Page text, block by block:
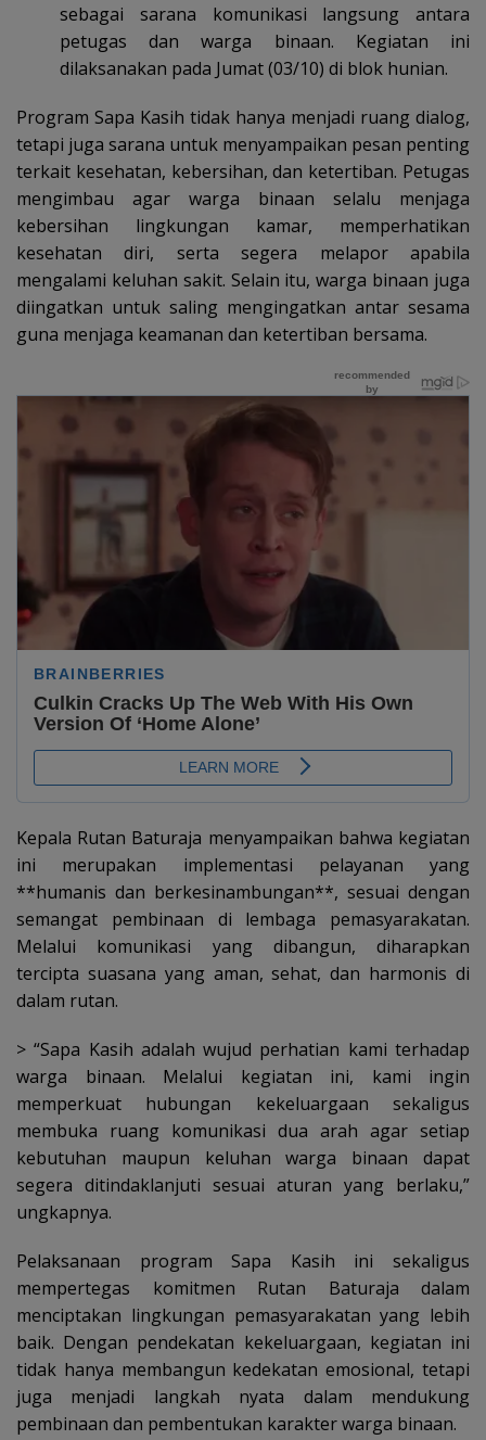
sebagai sarana komunikasi langsung antara
petugas dan warga binaan. Kegiatan ini
dilaksanakan pada Jumat (03/10) di blok hunian.
Program Sapa Kasih tidak hanya menjadi ruang dialog,
tetapi juga sarana untuk menyampaikan pesan penting
terkait kesehatan, kebersihan, dan ketertiban. Petugas
mengimbau agar warga binaan selalu menjaga
kebersihan lingkungan kamar, memperhatikan
kesehatan diri, serta segera melapor apabila
mengalami keluhan sakit. Selain itu, warga binaan juga
diingatkan untuk saling mengingatkan antar sesama
guna menjaga keamanan dan ketertiban bersama.
Kepala Rutan Baturaja menyampaikan bahwa kegiatan
ini merupakan implementasi pelayanan yang
**humanis dan berkesinambungan**, sesuai dengan
semangat pembinaan di lembaga pemasyarakatan.
Melalui komunikasi yang dibangun, diharapkan
tercipta suasana yang aman, sehat, dan harmonis di
dalam rutan.
> “Sapa Kasih adalah wujud perhatian kami terhadap
warga binaan. Melalui kegiatan ini, kami ingin
memperkuat hubungan kekeluargaan sekaligus
membuka ruang komunikasi dua arah agar setiap
kebutuhan maupun keluhan warga binaan dapat
segera ditindaklanjuti sesuai aturan yang berlaku,”
ungkapnya.
Pelaksanaan program Sapa Kasih ini sekaligus
mempertegas komitmen Rutan Baturaja dalam
menciptakan lingkungan pemasyarakatan yang lebih
baik. Dengan pendekatan kekeluargaan, kegiatan ini
tidak hanya membangun kedekatan emosional, tetapi
juga menjadi langkah nyata dalam mendukung
pembinaan dan pembentukan karakter warga binaan.